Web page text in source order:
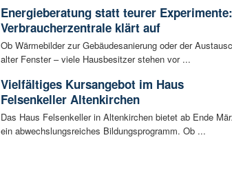
Energieberatung statt teurer Experimente:
Verbraucherzentrale klärt auf
Ob Wärmebilder zur Gebäudesanierung oder der
alter Fenster – viele Hausbesitzer stehen vor ...
Vielfältiges Kursangebot im Haus
Felsenkeller Altenkirchen
Das Haus Felsenkeller in Altenkirchen bietet ab Ende
ein abwechslungsreiches Bildungsprogramm. Ob ...